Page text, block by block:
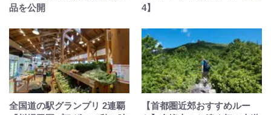
品を公開
4】
全国道の駅グランプリ 2連覇
【首都圏近郊おすすめルー